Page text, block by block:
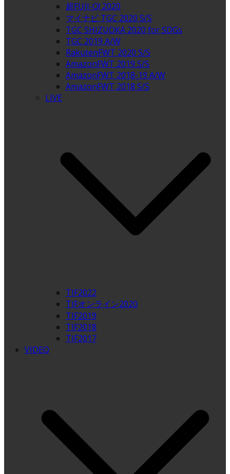
超FUJI-Q! 2020
マイナビ TGC 2020 S/S
TGC SHIZUOKA 2020 for SDGs
TGC 2019 A/W
RakutenFWT 2020 S/S
AmazonFWT 2019 S/S
AmazonFWT 2018-19 A/W
AmazonFWT 2018 S/S
LIVE
TIF2022
TIFオンライン2020
TIF2019
TIF2018
TIF2017
VIDEO